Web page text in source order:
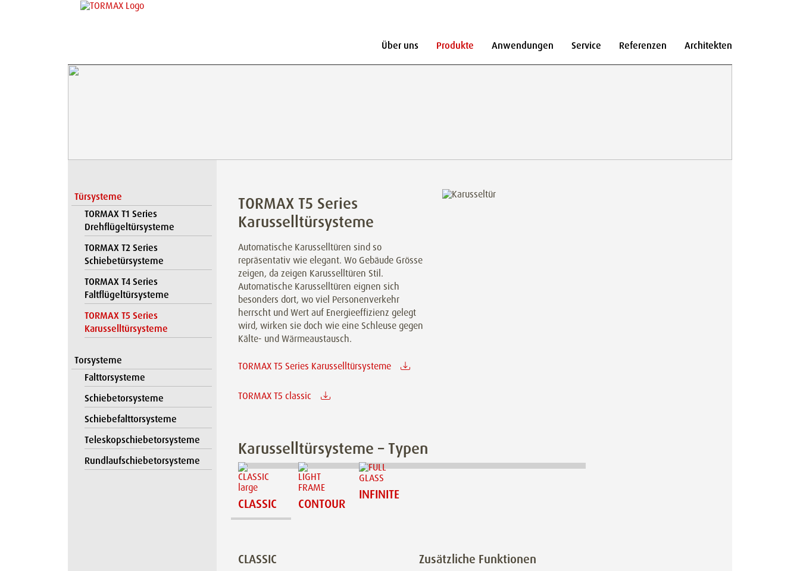
Über uns Produkte Anwendungen Service Referenzen Architekten
Türsysteme
TORMAX T1 Series
Drehflügeltürsysteme
TORMAX T2 Series
Schiebetürsysteme
TORMAX T4 Series
Faltflügeltürsysteme
TORMAX T5 Series
Karusselltürsysteme
Torsysteme
Falttorsysteme
Schiebetorsysteme
Schiebefalttorsysteme
Teleskopschiebetorsysteme
Rundlaufschiebetorsysteme
TORMAX T5 Series
Karusselltürsysteme
Automatische Karusselltüren sind so
repräsentativ wie elegant. Wo Gebäude Grösse
zeigen, da zeigen Karusselltüren Stil.
Automatische Karusselltüren eignen sich
besonders dort, wo viel Personenverkehr
herrscht und Wert auf Energieeffizienz gelegt
wird, wirken sie doch wie eine Schleuse gegen
Kälte- und Wärmeaustausch.
TORMAX T5 Series Karusselltürsysteme
TORMAX T5 classic
Karusselltürsysteme – Typen
CLASSIC CONTOUR
INFINITE
CLASSIC Zusätzliche Funktionen